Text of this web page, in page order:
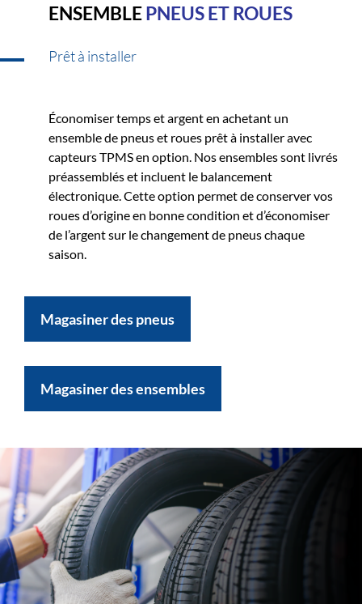
ENSEMBLEPNEUS ET ROUES
Prêt à installer
Économiser temps et argent en achetant un
ensemble de pneus et roues prêt à installer avec
capteurs TPMS en option. Nos ensembles sont livrés
préassemblés et incluent le balancement
électronique. Cette option permet de conserver vos
roues d’origine en bonne condition et d’économiser
de l’argent sur le changement de pneus chaque
saison.
Magasiner des pneus
Magasiner des ensembles